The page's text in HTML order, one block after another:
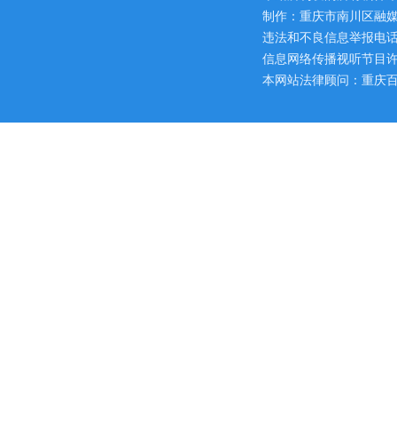
制作：重庆市南川区融
违法和不良信息举报电
信息网络传播视听节目
本网站法律顾问：重庆